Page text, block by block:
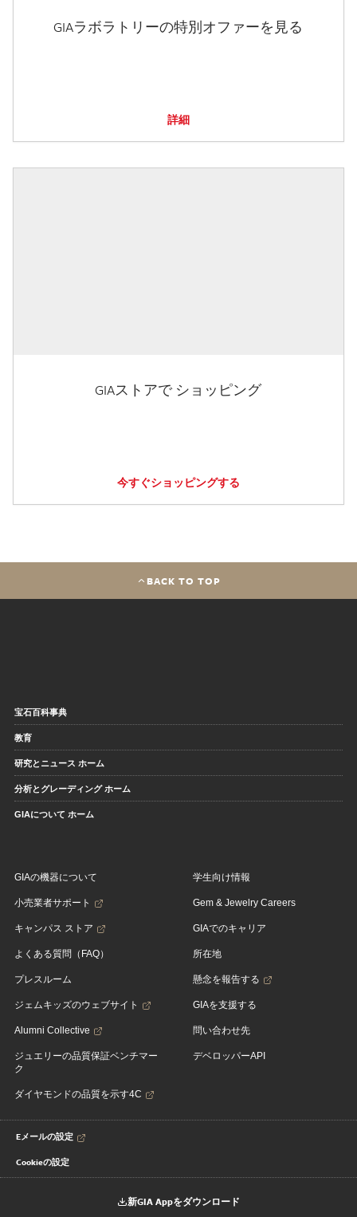
GIAラボラトリーの特別オファーを見る
詳細
GIAストアで ショッピング
今すぐショッピングする
BACK TO TOP
宝石百科事典
教育
研究とニュース ホーム
分析とグレーディング ホーム
GIAについて ホーム
GIAの機器について
小売業者サポート
キャンパス ストア
よくある質問（FAQ）
プレスルーム
ジェムキッズのウェブサイト
Alumni Collective
ジュエリーの品質保証ベンチマー
ク
ダイヤモンドの品質を示す4C
学生向け情報
Gem & Jewelry Careers
GIAでのキャリア
所在地
懸念を報告する
GIAを支援する
問い合わせ先
デベロッパーAPI
Eメールの設定
Cookieの設定
新GIA Appをダウンロード